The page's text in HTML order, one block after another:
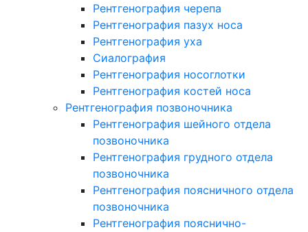
Рентгенография черепа
Рентгенография пазух носа
Рентгенография уха
Сиалография
Рентгенография носоглотки
Рентгенография костей носа
Рентгенография позвоночника
Рентгенография шейного отдела
позвоночника
Рентгенография грудного отдела
позвоночника
Рентгенография поясничного отдела
позвоночника
Рентгенография пояснично-